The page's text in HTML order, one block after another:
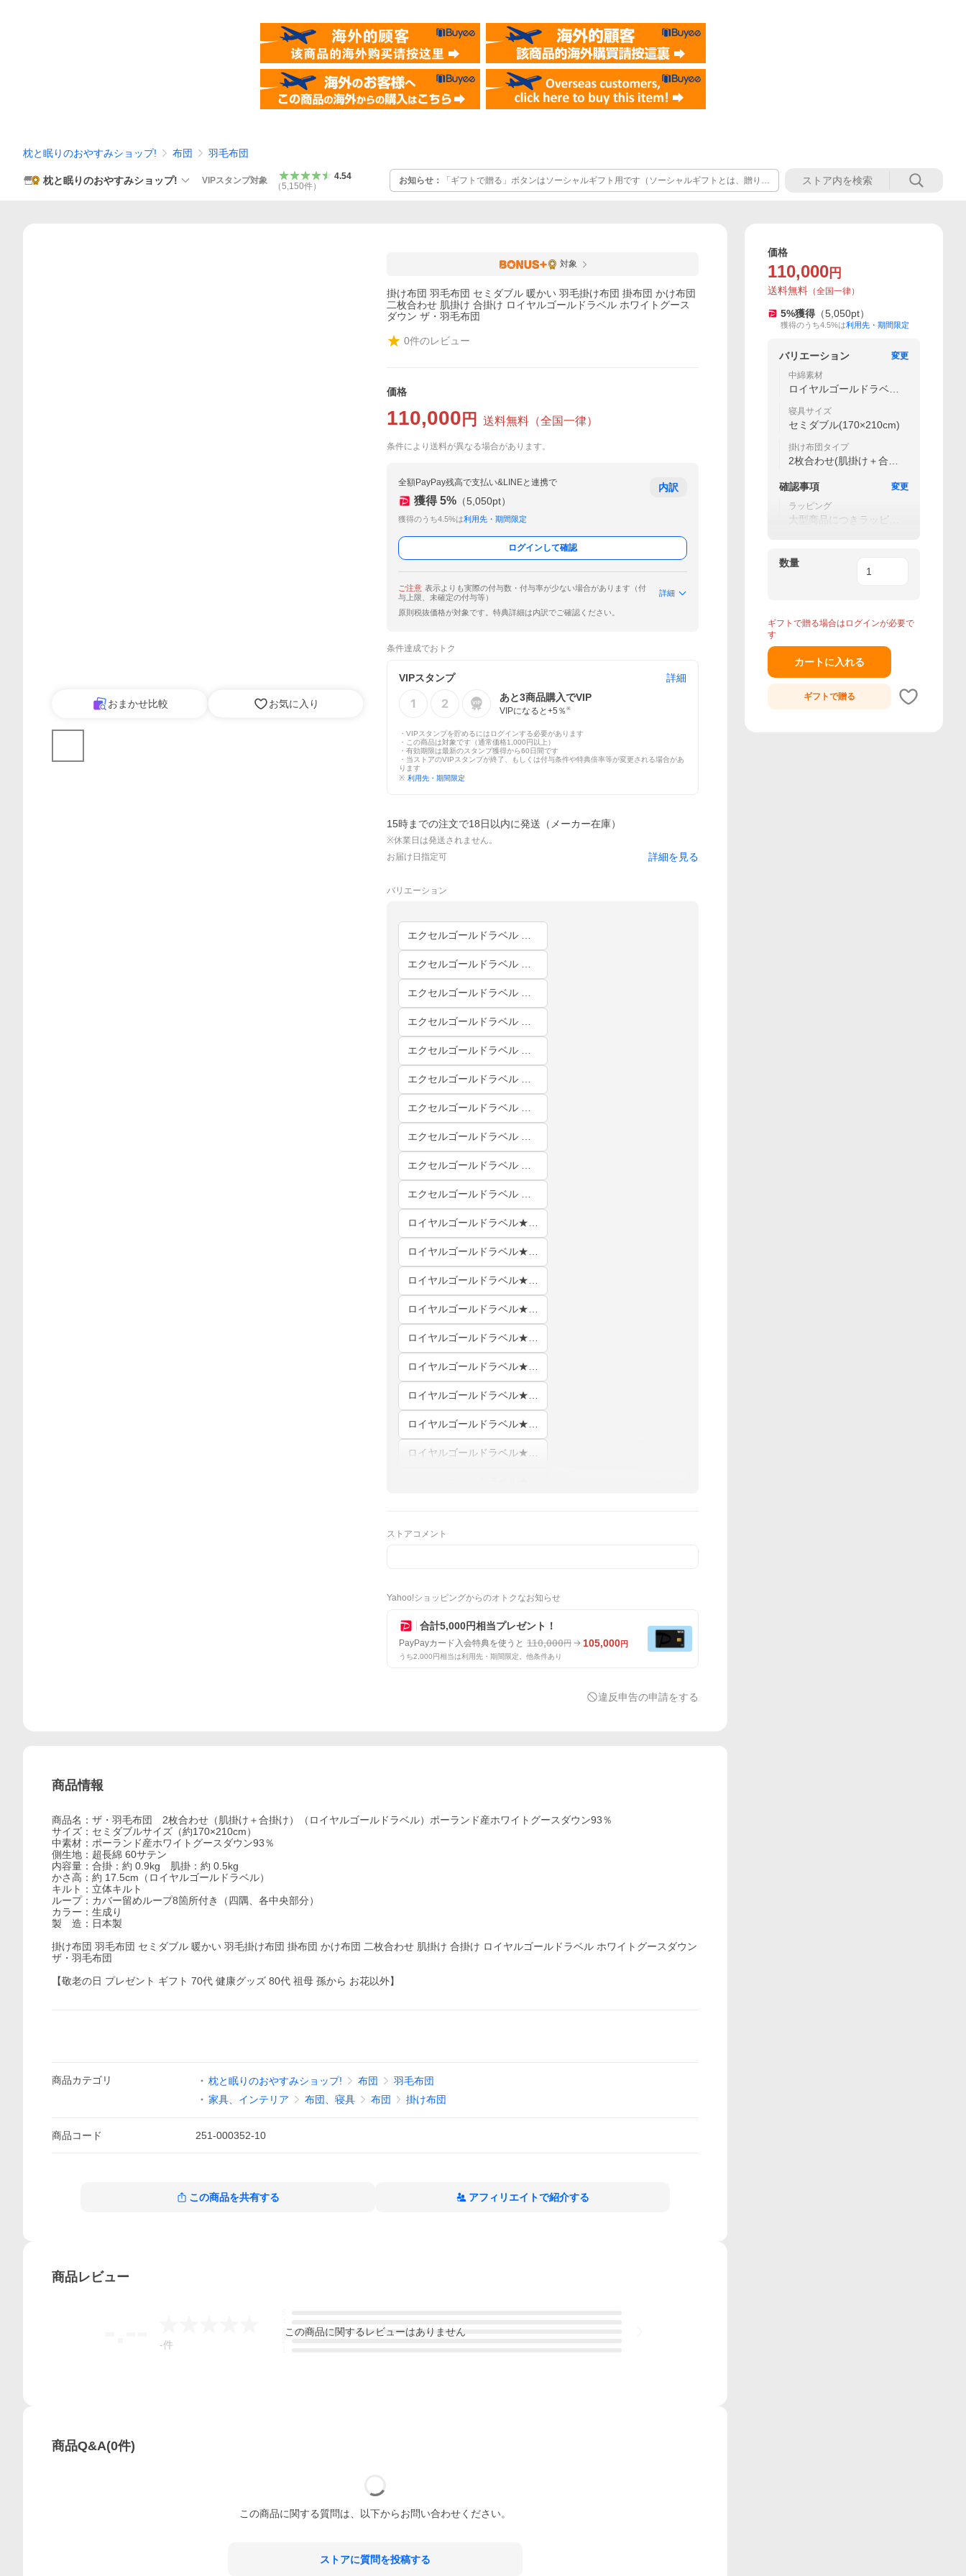
枕と眠りのおやすみショップ! 布団 羽毛布団
枕と眠りのおやすみショップ! VIPスタンプ対象
4.54
（5,150件）
お知らせ：
「ギフトで贈る」ボタンはソーシャルギフト用です（ソーシャルギフトとは、贈りた
い相手の住所を知らなくてもギフトを送れる方法」です。通常のご注文は「カートに入れる」ボ
おまかせ比較 お気に入り
対象
掛け布団 羽毛布団 セミダブル 暖かい 羽毛掛け布団 掛布団 かけ布団
二枚合わせ 肌掛け 合掛け ロイヤルゴールドラベル ホワイトグース
ダウン ザ・羽毛布団
0件のレビュー
価格
110,000 円 送料無料 （全国一律）
条件により送料が異なる場合があります。
全額PayPay残高で支払い&LINEと連携で
獲得 5% （5,050pt）
獲得のうち4.5%は利用先・期間限定
内訳
ログインして確認
ご注意 表示よりも実際の付与数・付与率が少ない場合があります（付
与上限、未確定の付与等）
詳細
原則税抜価格が対象です。特典詳細は内訳でご確認ください。
条件達成でおトク
VIPスタンプ
詳細
あと3商品購入でVIP
VIPになると+5 ％ ※
・VIPスタンプを貯めるにはログインする必要があります
・この商品は対象です（通常価格1,000円以上）
・有効期限は最新のスタンプ獲得から60日間です
・当ストアのVIPスタンプが終了、もしくは付与条件や特典倍率等が変更される場合があ
ります
※ 利用先・期間限定
15時までの注文で18日以内に発送（メーカー在庫）
※休業日は発送されません。
お届け日指定可
詳細を見る
バリエーション
ストアコメント
Yahoo!ショッピングからのオトクなお知らせ
合計5,000円相当プレゼント！
PayPayカード入会特典を使うと 110,000円 105,000円
うち2,000円相当は利用先・期間限定。他条件あり
違反申告の申請をする
商品情報
商品名：ザ・羽毛布団 2枚合わせ（肌掛け＋合掛け）（ロイヤルゴールドラベル）ポーランド産ホワイトグースダウン93％
サイズ：セミダブルサイズ（約170×210cm）
中素材：ポーランド産ホワイトグースダウン93％
側生地：超長綿 60サテン
内容量：合掛：約 0.9kg 肌掛：約 0.5kg
かさ高：約 17.5cm（ロイヤルゴールドラベル）
キルト：立体キルト
ループ：カバー留めループ8箇所付き（四隅、各中央部分）
カラー：生成り
製 造：日本製
掛け布団 羽毛布団 セミダブル 暖かい 羽毛掛け布団 掛布団 かけ布団 二枚合わせ 肌掛け 合掛け ロイヤルゴールドラベル ホワイトグースダウン
ザ・羽毛布団
【敬老の日 プレゼント ギフト 70代 健康グッズ 80代 祖母 孫から お花以外】
商品カテゴリ 枕と眠りのおやすみショップ! 布団
羽毛布団
家具、インテリア
布団、寝具 布団 掛け布団
商品コード 251-000352-10
この商品を共有する アフィリエイトで紹介する
商品レビュー
-件
この商品に関するレビューはありません
商品Q&A(0件)
この商品に関する質問は、以下からお問い合わせください。
ストアに質問を投稿する
価格
110,000 円
送料無料 （全国一律）
5%獲得 （5,050pt）
獲得のうち4.5%は利用先・期間限定
バリエーション
変更
中綿素材
ロイヤルゴールドラベル
寝具サイズ
セミダブル(170×210cm)
掛け布団タイプ
2枚合わせ(肌掛け＋合掛
確認事項
変更
ラッピング
大型商品につきラッピン
数量
ギフトで贈る場合はログインが必要で
す
カートに入れる
ギフトで贈る